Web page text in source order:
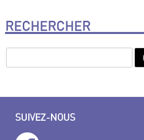
RECHERCHER
SUIVEZ-NOUS